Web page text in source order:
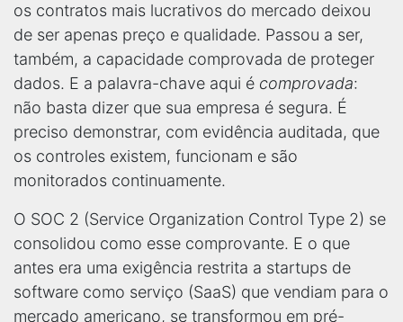
os contratos mais lucrativos do mercado deixou
de ser apenas preço e qualidade. Passou a ser,
também, a capacidade comprovada de proteger
dados. E a palavra-chave aqui é comprovada:
não basta dizer que sua empresa é segura. É
preciso demonstrar, com evidência auditada, que
os controles existem, funcionam e são
monitorados continuamente.
O SOC 2 (Service Organization Control Type 2) se
consolidou como esse comprovante. E o que
antes era uma exigência restrita a startups de
software como serviço (SaaS) que vendiam para o
mercado americano, se transformou em pré-